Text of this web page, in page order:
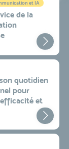
et IA
de la
quotidien
pour
et